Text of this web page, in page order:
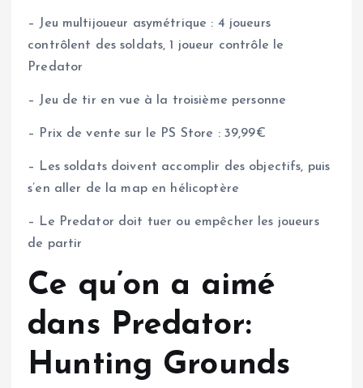
– Jeu multijoueur asymétrique : 4 joueurs
contrôlent des soldats, 1 joueur contrôle le
Predator
– Jeu de tir en vue à la troisième personne
– Prix de vente sur le PS Store : 39,99€
– Les soldats doivent accomplir des objectifs, puis
s’en aller de la map en hélicoptère
– Le Predator doit tuer ou empêcher les joueurs
de partir
Ce qu’on a aimé
dans Predator:
Hunting Grounds